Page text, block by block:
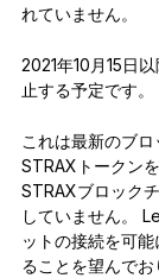
れていません。
2021年10月15日
止する予定です。
これは最新のブ
STRAXトークン
STRAXブロック
していません。
ットの接続を可
ることを望んでお